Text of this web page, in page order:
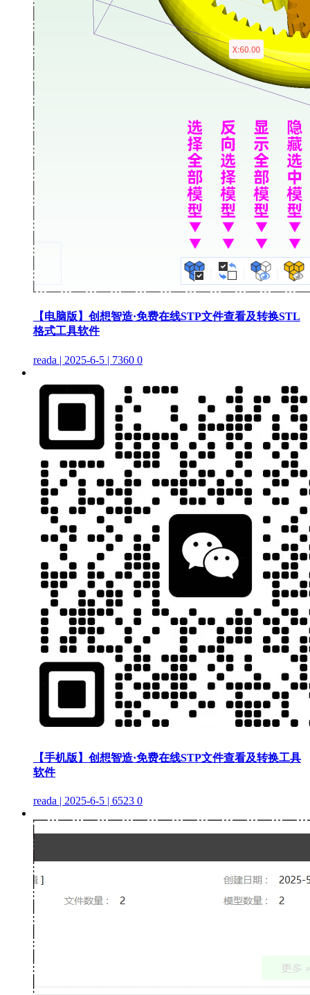
【电脑版】创想智造·免费在线STP文件查看及转换STL
格式工具软件
reada | 2025-6-5 | 7360 0
【手机版】创想智造·免费在线STP文件查看及转换工具
软件
reada | 2025-6-5 | 6523 0